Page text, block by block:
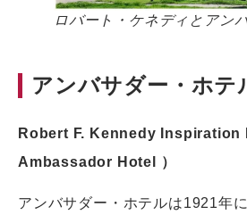
ロバート・ケネディとアン
アンバサダー・ホテ
Robert F. Kennedy Inspiration
Ambassador Hotel ）
アンバサダー・ホテルは1921年